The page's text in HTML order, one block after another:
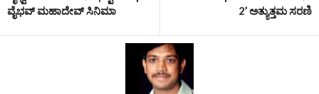
ವೈಭವ್ ಮಹಾದೇವ್ ಸಿನಿಮಾ
2’ ಅತ್ಯುತ್ತಮ ಸರಣಿ